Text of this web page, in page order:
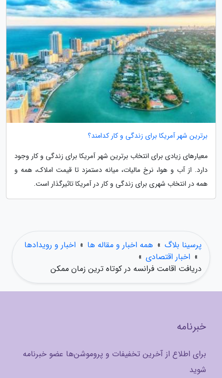
برترین شهر آمریکا برای زندگی و کار کدامند؟
معیارهای زیادی برای انتخاب برترین شهر آمریکا برای زندگی و کار وجود
دارد. از آب و هوا، نرخ مالیات، میانه دستمزد تا قیمت املاک، همه و
همه در انتخاب شهری برای زندگی و کار در آمریکا تاثیرگذار است.
پرسینا بلاگ » همه اخبار و مقاله ها » اخبار و رویدادها
» اخبار اقتصادی »
دریافت اقامت فرانسه در کوتاه ترین زمان ممکن
خبرنامه
برای اطلاع از آخرین تخفیفات و پروموشن‌ها عضو خبرنامه
شوید